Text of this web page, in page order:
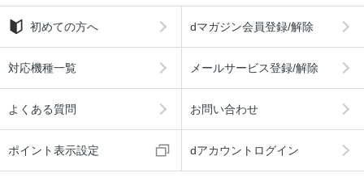
初めての方へ dマガジン会員登録/解除
対応機種一覧 メールサービス登録/解除
よくある質問 お問い合わせ
ポイント表示設定 dアカウントログイン